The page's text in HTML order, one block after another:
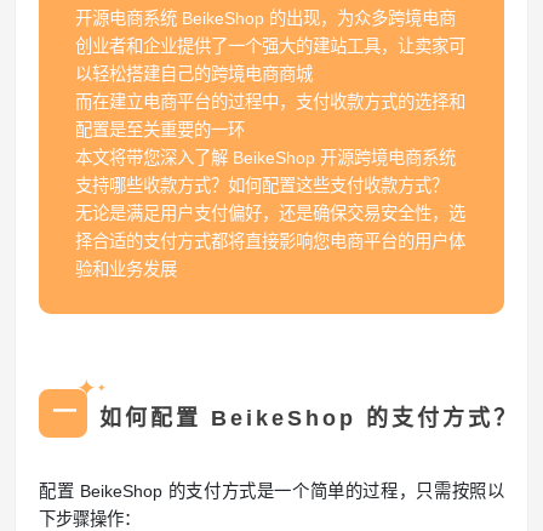
开源电商系统 BeikeShop 的出现，为众多跨境电商
创业者和企业提供了一个强大的建站工具，让卖家可
以轻松搭建自己的跨境电商商城
而在建立电商平台的过程中，支付收款方式的选择和
配置是至关重要的一环
本文将带您深入了解 BeikeShop 开源跨境电商系统
支持哪些收款方式？如何配置这些支付收款方式？
无论是满足用户支付偏好，还是确保交易安全性，选
择合适的支付方式都将直接影响您电商平台的用户体
验和业务发展
✦ ✦
一 如何配置 BeikeShop 的支付方式？
配置 BeikeShop 的支付方式是一个简单的过程，只需按照以
下步骤操作：